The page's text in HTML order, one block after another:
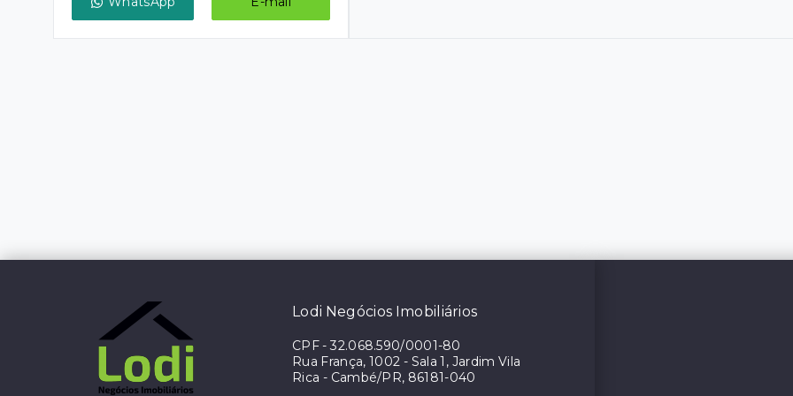
Lodi Negócios Imobiliários
CPF-32.068.590/0001-80
Rua França, 1002 - Sala 1, Jardim Vila
Rica - Cambé/PR, 86181-040